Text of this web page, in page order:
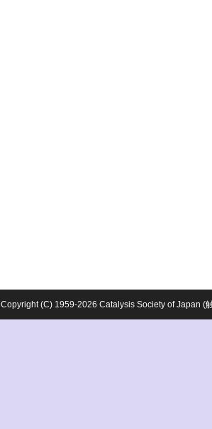
Copyright (C) 1959-2026 Catalysis Society of Japan (